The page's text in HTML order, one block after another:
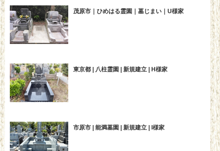
茂原市｜ひめはる霊園｜墓じまい｜U様家
東京都 | 八柱霊園 | 新規建立 | H様家
市原市 | 能満墓園 | 新規建立 | I様家